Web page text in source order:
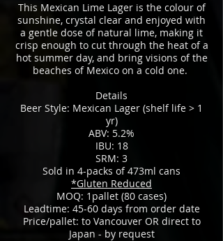
This Mexican Lime Lager is the colour of
sunshine, crystal clear and enjoyed with
a gentle dose of natural lime, making it
crisp enough to cut through the heat of a
hot summer day, and bring visions of the
beaches of Mexico on a cold one.
Details
Beer Style: Mexican Lager (shelf life > 1
yr)
ABV: 5.2%
IBU: 18
SRM: 3
Sold in 4-packs of 473ml cans
*Gluten Reduced
MOQ: 1pallet (80 cases)
Leadtime: 45-60 days from order date
Price/pallet: to Vancouver OR direct to
Japan - by request